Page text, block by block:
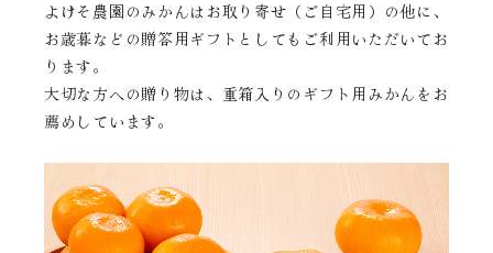
て、時期に合わせて最も美味しい旬の味をお届けいたし
ます。
詳しくは、 よけそ農園の果物と旬の時期
よけそ農園のみかんはお取り寄せ（ご自宅用）の他に、
お歳暮などの贈答用ギフトとしてもご利用いただいてお
ります。
大切な方への贈り物は、重箱入りのギフト用みかんをお
薦めしています。